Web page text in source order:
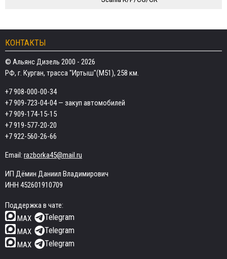
КОНТАКТЫ
© Альянс Дизель 2000 - 2026
РФ, г. Курган, трасса "Иртыш"(М51), 258 км.
+7 908-000-00-34
+7 909-723-04-04— закуп автомобилей
+7 909-174-15-15
+7 919-577-20-20
+7 922-560-26-66
Email: razborka45@mail.ru
ИП Дёмин Даниил Владимирович
ИНН 452601910709
Поддержка в чате:
MAX
Telegram
MAX Telegram
MAX Telegram